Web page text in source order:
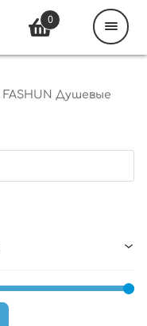
FASHUN Душевые
0